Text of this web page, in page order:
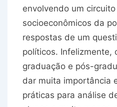
envolvendo um
socioeconômicos da
respostas de um
políticos. Infelizmente,
graduação e pós-
dar muita importância
práticas para análise